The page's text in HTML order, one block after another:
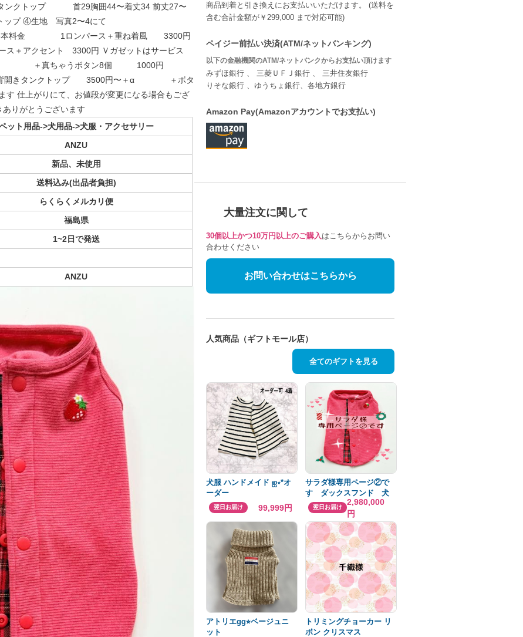
ンクトップ 首29胸囲44〜着丈34 前丈27〜
ンクトップ ④生地 写真2〜4にて
1ロンパース＋重ね着風 3300円
クセント 3300円 Ｖガゼットはサービス
＋真ちゃうボタン8個 1000円
タンクトップ 3500円〜＋α ＋ボタ
がりにて、お値段が変更になる場合もござ
りがとうございます
ット用品->犬用品->犬服・アクセサリー
ANZU
新品、未使用
送料込み(出品者負担)
らくらくメルカリ便
福島県
1~2日で発送
ANZU
商品到着と引き換えにお支払いいただけます。 (送料を
含む合計金額が￥299,000 まで対応可能)
ペイジー前払い決済(ATM/ネットバンキング)
以下の金融機関のATM/ネットバンクからお支払い頂けます
みずほ銀行 、 三菱ＵＦＪ銀行 、 三井住友銀行
りそな銀行 、ゆうちょ銀行、各地方銀行
Amazon Pay(Amazonアカウントでお支払い)
大量注文に関して
30個以上かつ10万円以上のご購入 はこちらからお問い
合わせください
お問い合わせはこちらから
人気商品（ギフトモール店）
全てのギフトを見る
犬服 ハンドメイド ‪ஐ‬⋆*オ
ーダー
翌日お届け 99,999円
サラダ様専用ページ②で
す ダックスフンド 犬
服 ベスト アウター
わんこ服
翌日お届け
2,980,000
円
アトリエgg⭐︎ベージュニ
ット
トリミングチョーカー リ
ボン クリスマス